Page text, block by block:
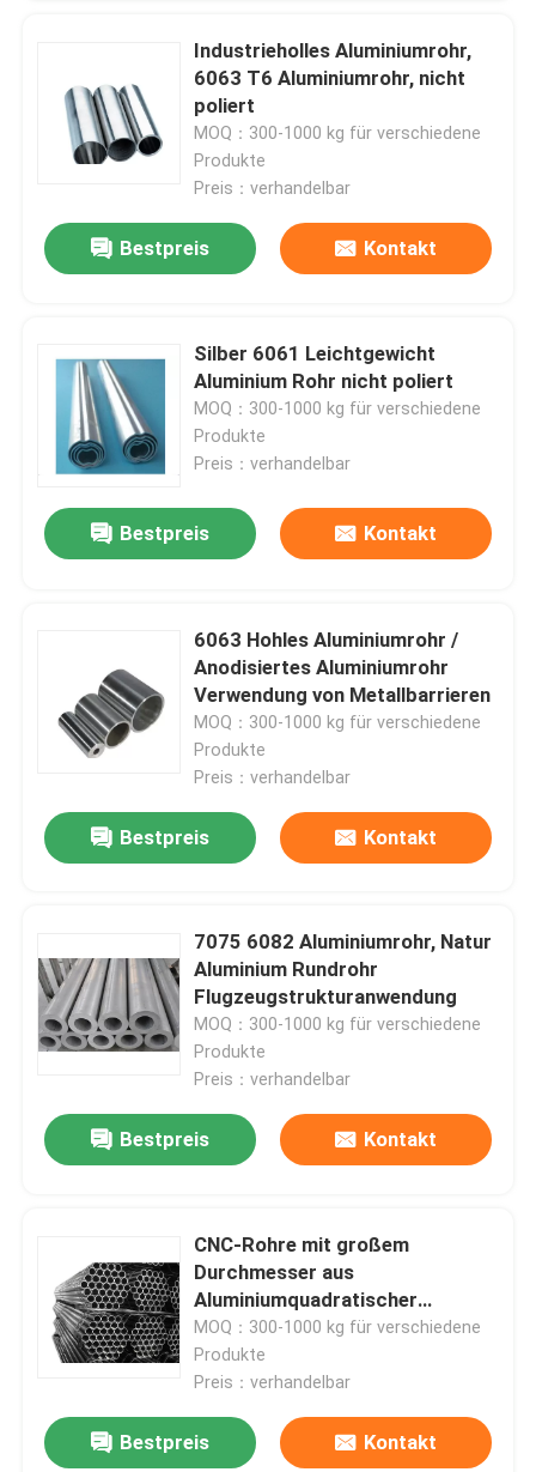
Produkte
VR Show
Fabrik-Ausflug
Qualitätskontrolle
Treten Sie mit uns in Verbindung
Fälle
Industrieholles Aluminiumrohr,
6063 T6 Aluminiumrohr, nicht
poliert
MOQ：300-1000 kg für verschiedene
Produkte
Preis：verhandelbar
Bestpreis Kontakt
Silber 6061 Leichtgewicht
Aluminium Rohr nicht poliert
MOQ：300-1000 kg für verschiedene
Produkte
Preis：verhandelbar
Bestpreis Kontakt
6063 Hohles Aluminiumrohr /
Anodisiertes Aluminiumrohr
Verwendung von Metallbarrieren
MOQ：300-1000 kg für verschiedene
Produkte
Preis：verhandelbar
Bestpreis Kontakt
7075 6082 Aluminiumrohr, Natur
Aluminium Rundrohr
Flugzeugstrukturanwendung
MOQ：300-1000 kg für verschiedene
Produkte
Preis：verhandelbar
Bestpreis Kontakt
CNC-Rohre mit großem
Durchmesser aus
Aluminiumquadratischer
Präzisionstechnik
MOQ：300-1000 kg für verschiedene
Produkte
Preis：verhandelbar
Bestpreis Kontakt